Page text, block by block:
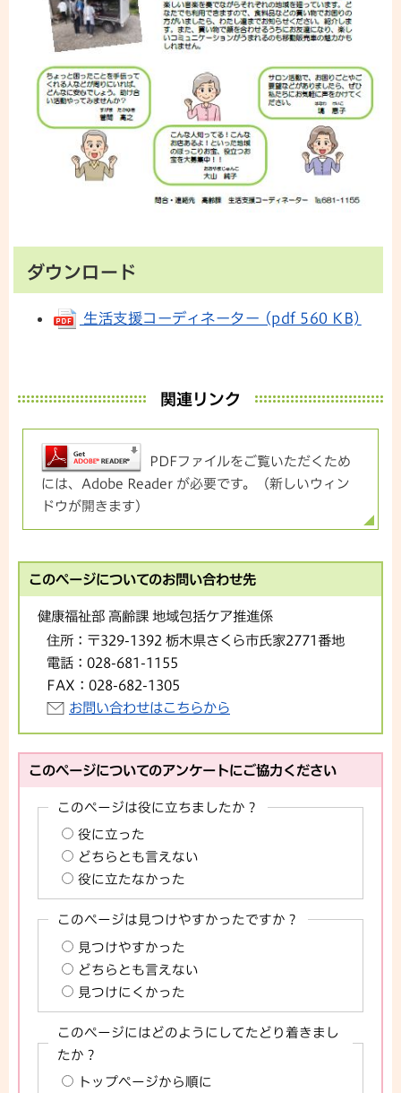
ダウンロード
生活支援コーディネーター (pdf 560 KB)
関連リンク
PDFファイルをご覧いただくため
には、Adobe Reader が必要です。（新しいウィン
ドウが開きます）
このページについてのお問い合わせ先
健康福祉部 高齢課 地域包括ケア推進係
住所： 〒329-1392 栃木県さくら市氏家2771番地
電話： 028-681-1155
FAX： 028-682-1305
お問い合わせはこちらから
このページについてのアンケートにご協力ください
このページは役に立ちましたか？
役に立った
どちらとも言えない
役に立たなかった
このページは見つけやすかったですか？
見つけやすかった
どちらとも言えない
見つけにくかった
このページにはどのようにしてたどり着きまし
たか？
トップページから順に